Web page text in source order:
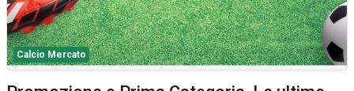
Calcio Mercato